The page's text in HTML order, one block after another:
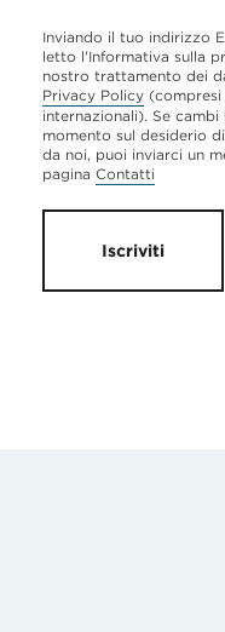
Inviando il tuo indirizzo
letto l'Informativa sulla
nostro trattamento dei
Privacy Policy
internazionali). Se cambi
momento sul desiderio
da noi, puoi inviarci un
pagina Contatti
Iscriviti